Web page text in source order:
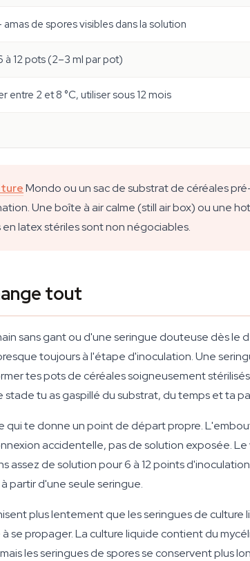
de spores visibles dans la solution
à 12 pots (2–3 ml par pot)
entre 2 et 8 °C, utiliser sous 12 mois
Mondo ou un sac de substrat de céréales
Une boîte à air calme (still air box) ou une
latex stériles sont non négociables.
tout
sans gant ou d'une seringue douteuse dès le
toujours à l'étape d'inoculation. Une
tes pots de céréales soigneusement
tu as gaspillé du substrat, du temps et ta
te donne un point de départ propre.
accidentelle, pas de solution exposée.
assez de solution pour 6 à 12 points
partir d'une seule seringue.
plus lentement que les seringues de culture
se propager. La culture liquide contient du
les seringues de spores se conservent plus